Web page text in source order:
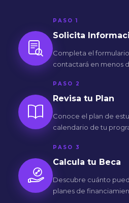
PASO 1
Solicita
Completa el
contactará en menos
PASO 2
Revisa tu Plan
Conoce el plan de
calendario de tu
PASO 3
Calcula tu Beca
Descubre cuánto
planes de